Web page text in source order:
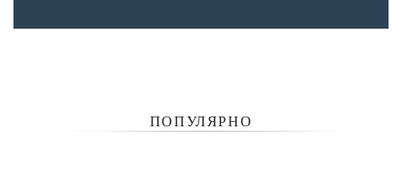
ПОПУЛЯРНО